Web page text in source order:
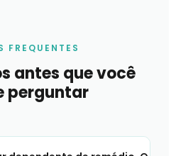
FREQUENTES
antes que você
perguntar